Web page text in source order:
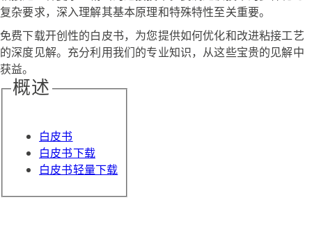
复杂要求，深入理解其基本原理和特殊特性至关重要。
免费下载开创性的白皮书，为您提供如何优化和改进粘接工艺
的深度见解。充分利用我们的专业知识，从这些宝贵的见解中
获益。
概述
白皮书
白皮书下载
白皮书轻量下载